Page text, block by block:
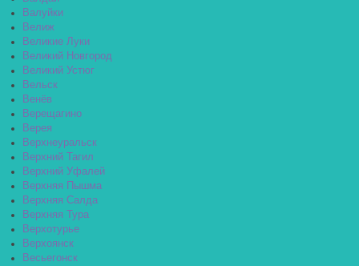
Валуйки
Велиж
Великие Луки
Великий Новгород
Великий Устюг
Вельск
Венёв
Верещагино
Верея
Верхнеуральск
Верхний Тагил
Верхний Уфалей
Верхняя Пышма
Верхняя Салда
Верхняя Тура
Верхотурье
Верхоянск
Весьегонск